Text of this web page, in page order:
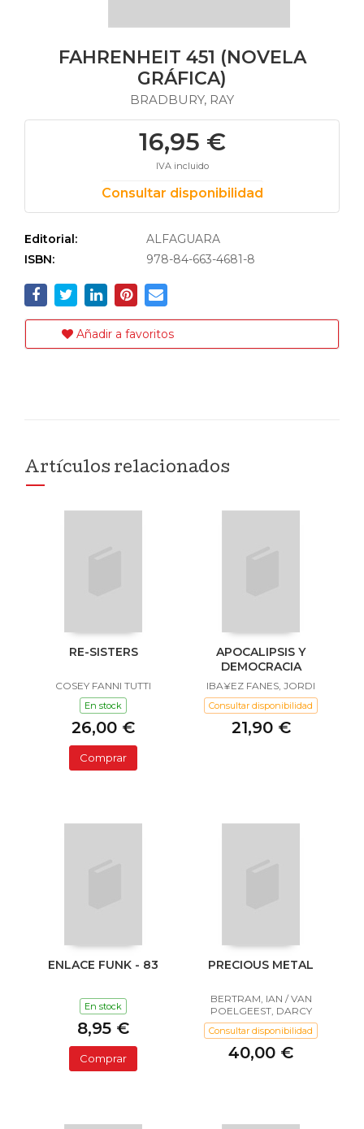
FAHRENHEIT 451 (NOVELA
GRÁFICA)
BRADBURY, RAY
16,95 €
IVA incluido
Consultar disponibilidad
Editorial:
ALFAGUARA
ISBN:
978-84-663-4681-8
Añadir a favoritos
Artículos relacionados
RE-SISTERS
COSEY FANNI TUTTI
En stock
26,00 €
Comprar
APOCALIPSIS Y
DEMOCRACIA
IBA¥EZ FANES, JORDI
Consultar disponibilidad
21,90 €
ENLACE FUNK - 83
En stock
8,95 €
Comprar
PRECIOUS METAL
BERTRAM, IAN / VAN
POELGEEST, DARCY
Consultar disponibilidad
40,00 €